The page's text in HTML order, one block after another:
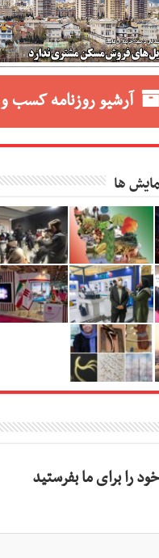
آرشیو روزنامه کسب
ها
را برای ما بفرستید